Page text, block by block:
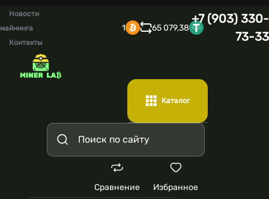
Новости
майнинга
Контакты
1 65 079,38
+7 (903) 330-
73-33
Каталог
Сравнение Избранное